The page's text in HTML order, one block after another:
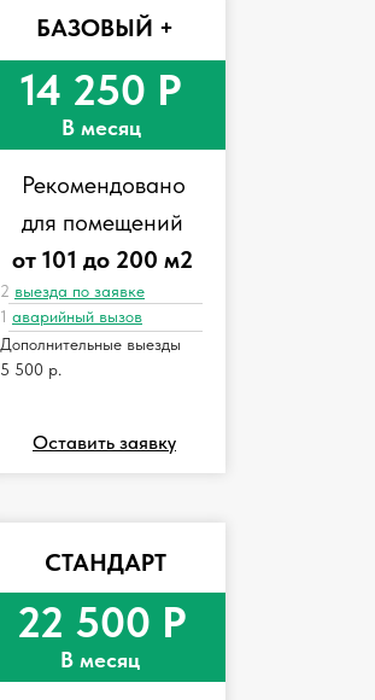
БАЗОВЫЙ +
СТАНДАРТ
14 250 Р
В месяц
22 500 Р
В месяц
Рекомендовано
для помещений
от 101 до 200 м2
2 выезда по заявке
1 аварийный вызов
Дополнительные выезды
5 500 р.
Оставить заявку